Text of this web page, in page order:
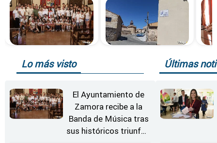
Lo más visto
El Ayuntamiento de
Zamora recibe a la
Banda de Música tras
sus históricos triunfos
Últimas